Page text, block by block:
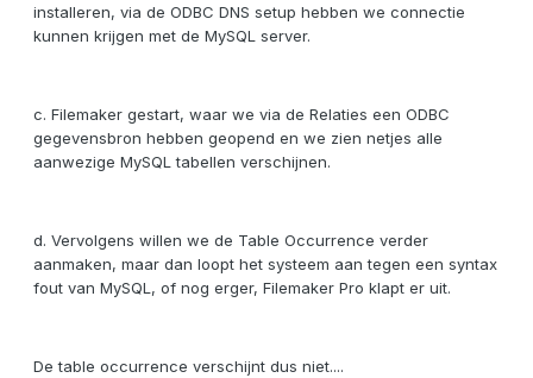
installeren, via de ODBC DNS setup hebben we connectie
kunnen krijgen met de MySQL server.
c. Filemaker gestart, waar we via de Relaties een ODBC
gegevensbron hebben geopend en we zien netjes alle
aanwezige MySQL tabellen verschijnen.
d. Vervolgens willen we de Table Occurrence verder
aanmaken, maar dan loopt het systeem aan tegen een syntax
fout van MySQL, of nog erger, Filemaker Pro klapt er uit.
De table occurrence verschijnt dus niet....